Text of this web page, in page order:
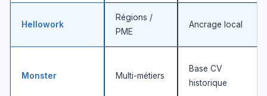
Hellowork
Régions /
PME
Ancrage local
Monster Multi-métiers
Base CV
historique